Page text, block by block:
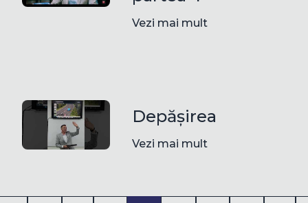
Vezi mai mult
Depășirea
Vezi mai mult